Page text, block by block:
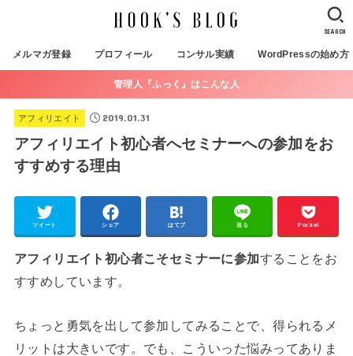
メルマガ登録 プロフィール コンサル実績 WordPressの始め方
SEARCH
管理人『ふっく』はこんな人
アフィリエイト 2019.01.31
アフィリエイト初心者へセミナーへの参加をお
すすめする理由
ツイート シェア はてブ 送る Pocket
アフィリエイト初心者こそセミナーに参加することをお
すすめしています。
ちょっと勇気を出して参加してみることで、得られるメ
リットは大きいです。でも、こういった悩みってありま